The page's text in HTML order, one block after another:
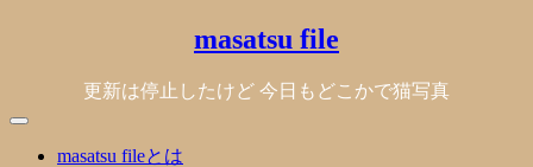
masatsu file
更新は停止したけど 今日もどこかで猫写真
masatsu fileとは